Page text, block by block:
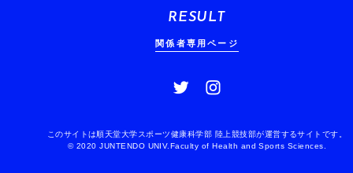
RESULT
関係者専用ページ
このサイトは順天堂大学スポーツ健康科学部 陸上競技部が運営するサイトです。
© 2020 JUNTENDO UNIV.Faculty of Health and Sports Sciences.